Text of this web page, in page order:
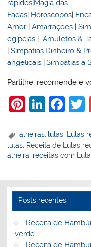
rápidos Magia das
Fadas Horoscopos
Amor |Amarrações |
egípcias |Amuletos &
|Simpatias Dinheiro &
angelicais |Simpatias a
Partilhe, recomende e
Pi
er
e
st
Li
k
e
dI
F
c
e
b
o
k
alheiras lulas Lulas
lulas Receita de Lulas
alheira receitas com
Posts recentes
Receita de
verde
Receita de